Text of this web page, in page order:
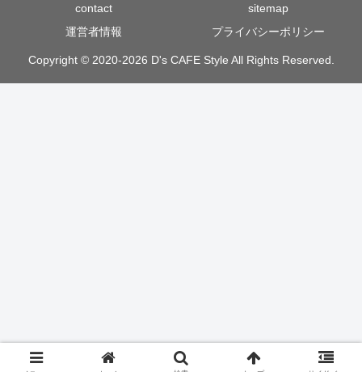
contact
sitemap
運営者情報
プライバシーポリシー
Copyright © 2020-2026 D's CAFE Style All Rights Reserved.